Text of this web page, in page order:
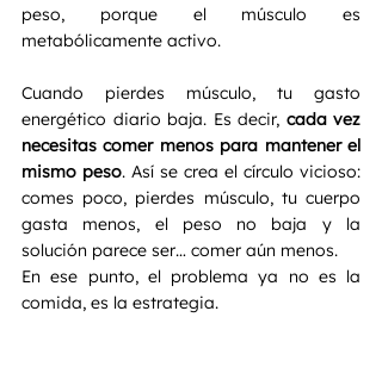
peso, porque el músculo es
metabólicamente activo.
Cuando pierdes músculo, tu gasto
energético diario baja. Es decir, cada vez
necesitas comer menos para mantener el
mismo peso. Así se crea el círculo vicioso:
comes poco, pierdes músculo, tu cuerpo
gasta menos, el peso no baja y la
solución parece ser… comer aún menos.
En ese punto, el problema ya no es la
comida, es la estrategia.